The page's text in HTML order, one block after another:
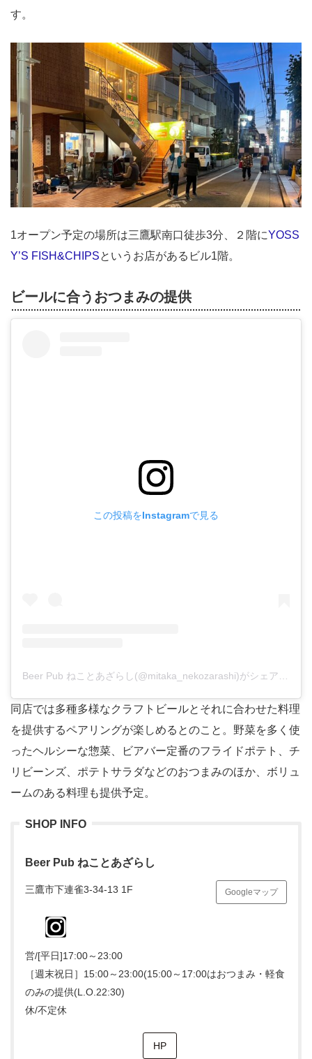
す。
1オープン予定の場所は三鷹駅南口徒歩3分、２階にYOSS
Y’S FISH&CHIPSというお店があるビル1階。
ビールに合うおつまみの提供
この投稿をInstagramで見る
同店では多種多様なクラフトビールとそれに合わせた料理
を提供するペアリングが楽しめるとのこと。野菜を多く使
ったヘルシーな惣菜、ビアバー定番のフライドポテト、チ
リビーンズ、ポテトサラダなどのおつまみのほか、ボリュ
ームのある料理も提供予定。
SHOP INFO
Beer Pub ねことあざらし
Googleマップ
三鷹市下連雀3-34-13 1F
営/[平日]17:00～23:00
［週末祝日］15:00～23:00(15:00～17:00はおつまみ・軽食
のみの提供(L.O.22:30)
休/不定休
HP